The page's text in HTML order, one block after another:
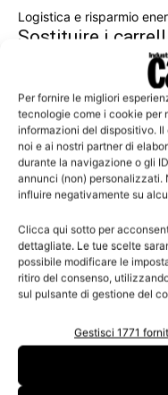
Per fornire le migliori
tecnologie come i cookie per
informazioni del dispositivo.
noi e ai nostri partner di
durante la navigazione o gli
annunci (non) personalizzati.
influire negativamente su
Clicca qui sotto per
dettagliate. Le tue scelte
possibile modificare le
ritiro del consenso,
sul pulsante di gestione del
Gestisci 1771
Logistica e risparmio
Sostituire i
Leggi la rivista